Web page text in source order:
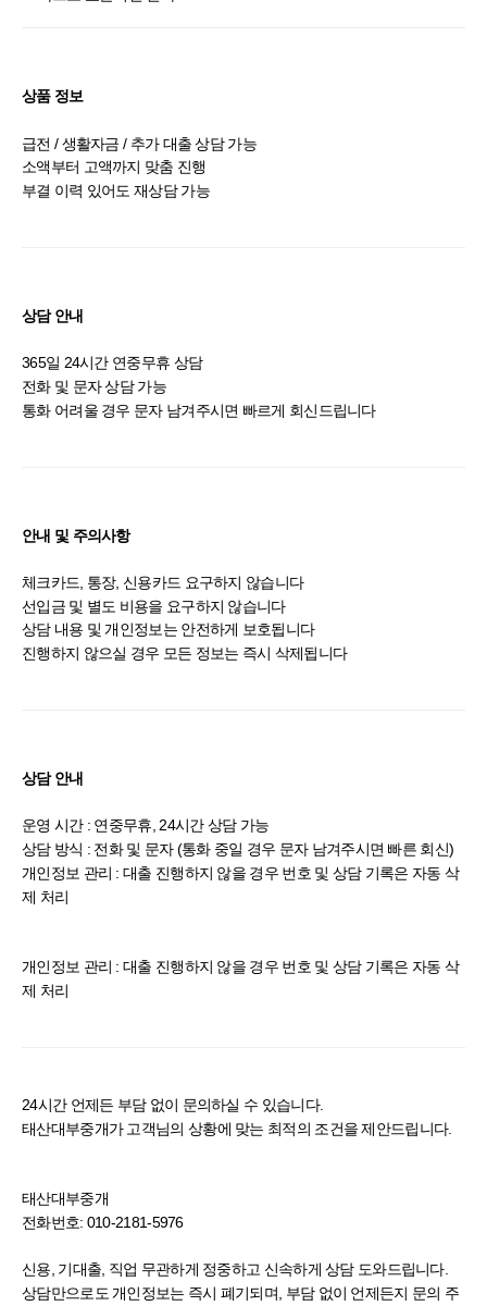
상품 정보
급전 / 생활자금 / 추가 대출 상담 가능
소액부터 고액까지 맞춤 진행
부결 이력 있어도 재상담 가능
상담 안내
365일 24시간 연중무휴 상담
전화 및 문자 상담 가능
통화 어려울 경우 문자 남겨주시면 빠르게 회신드립니다
안내 및 주의사항
체크카드, 통장, 신용카드 요구하지 않습니다
선입금 및 별도 비용을 요구하지 않습니다
상담 내용 및 개인정보는 안전하게 보호됩니다
진행하지 않으실 경우 모든 정보는 즉시 삭제됩니다
상담 안내
운영 시간 : 연중무휴, 24시간 상담 가능
상담 방식 : 전화 및 문자 (통화 중일 경우 문자 남겨주시면 빠른 회신)
개인정보 관리 : 대출 진행하지 않을 경우 번호 및 상담 기록은 자동 삭
제 처리
개인정보 관리 : 대출 진행하지 않을 경우 번호 및 상담 기록은 자동 삭
제 처리
24시간 언제든 부담 없이 문의하실 수 있습니다.
태산대부중개가 고객님의 상황에 맞는 최적의 조건을 제안드립니다.
태산대부중개
전화번호: 010-2181-5976
신용, 기대출, 직업 무관하게 정중하고 신속하게 상담 도와드립니다.
상담만으로도 개인정보는 즉시 폐기되며, 부담 없이 언제든지 문의 주